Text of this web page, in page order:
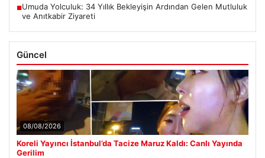
■Umuda Yolculuk: 34 Yıllık Bekleyişin Ardından Gelen Mutluluk
ve Anıtkabir Ziyareti
Güncel
08/08/2026
Koreli Yayıncı İstanbul’da Tacize Maruz Kaldı: Canlı Yayında
Gerilim